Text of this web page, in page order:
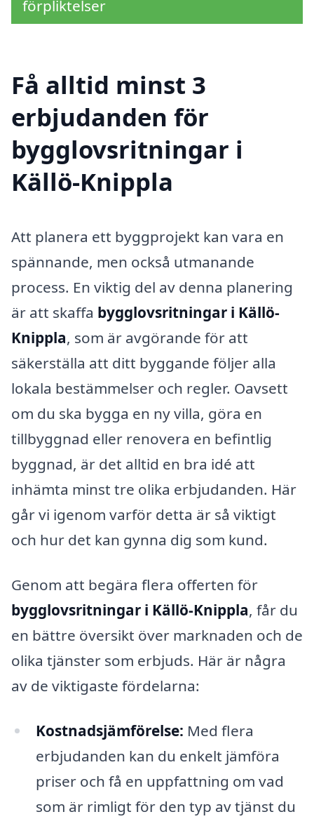
förpliktelser
Få alltid minst 3
erbjudanden för
bygglovsritningar i
Källö-Knippla
Att planera ett byggprojekt kan vara en
spännande, men också utmanande
process. En viktig del av denna planering
är att skaffa bygglovsritningar i Källö-
Knippla, som är avgörande för att
säkerställa att ditt byggande följer alla
lokala bestämmelser och regler. Oavsett
om du ska bygga en ny villa, göra en
tillbyggnad eller renovera en befintlig
byggnad, är det alltid en bra idé att
inhämta minst tre olika erbjudanden. Här
går vi igenom varför detta är så viktigt
och hur det kan gynna dig som kund.
Genom att begära flera offerten för
bygglovsritningar i Källö-Knippla, får du
en bättre översikt över marknaden och de
olika tjänster som erbjuds. Här är några
av de viktigaste fördelarna:
Kostnadsjämförelse: Med flera
erbjudanden kan du enkelt jämföra
priser och få en uppfattning om vad
som är rimligt för den typ av tjänst du